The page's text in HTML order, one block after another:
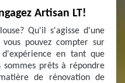
Artisan LT!
Qu'il s'agisse d'une
pouvez compter sur
d'expérience en tant que
sommes prêts à répondre
de rénovation de